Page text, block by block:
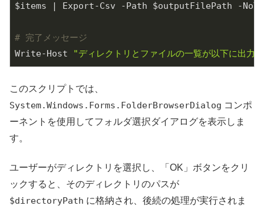
$items | Export-Csv -Path $outputFilePath -
# 完了メッセージ
Write-Host
"ディレクトリとファイルの一覧が以下に
このスクリプトでは、
System.Windows.Forms.FolderBrowserDialog コンポ
ーネントを使用してフォルダ選択ダイアログを表示しま
す。
ユーザーがディレクトリを選択し、「OK」ボタンをクリ
ックすると、そのディレクトリのパスが
$directoryPath に格納され、後続の処理が実行されま